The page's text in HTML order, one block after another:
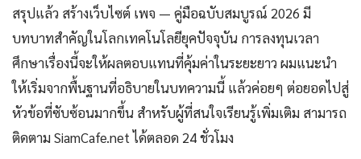
สรุปแล้ว สร้างเว็บไซต์ เพจ — คู่มือฉบับสมบูรณ์ 2026 มี
บทบาทสำคัญในโลกเทคโนโลยียุคปัจจุบัน การลงทุนเวลา
ศึกษาเรื่องนี้จะให้ผลตอบแทนที่คุ้มค่าในระยะยาว ผมแนะนำ
ให้เริ่มจากพื้นฐานที่อธิบายในบทความนี้ แล้วค่อยๆ ต่อยอดไปสู่
หัวข้อที่ซับซ้อนมากขึ้น สำหรับผู้ที่สนใจเรียนรู้เพิ่มเติม สามารถ
ติดตาม SiamCafe.net ได้ตลอด 24 ชั่วโมง